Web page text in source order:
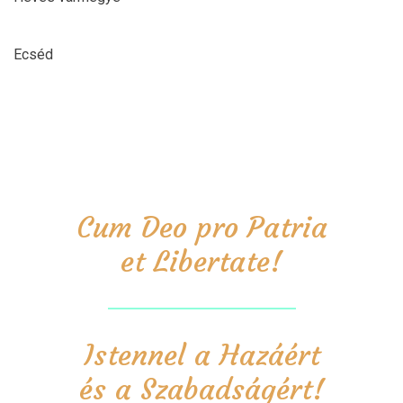
Ecséd
Cum Deo pro Patria
et Libertate!
Istennel a Hazáért
és a Szabadságért!